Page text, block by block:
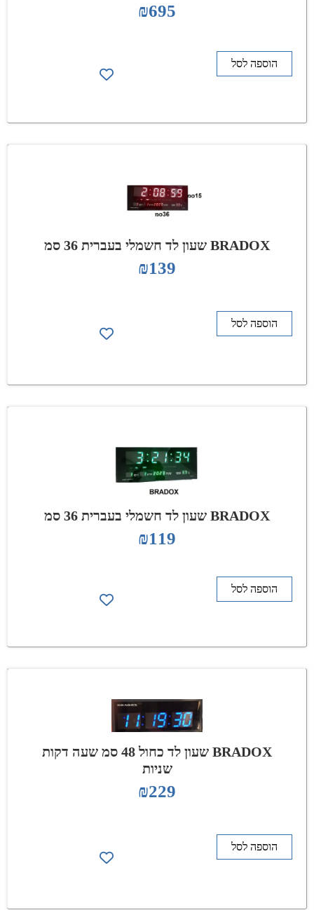
₪695
הוספה לסל
BRADOX שעון לד חשמלי בעברית 36 סמ
₪139
הוספה לסל
BRADOX שעון לד חשמלי בעברית 36 סמ
₪119
הוספה לסל
BRADOX שעון לד כחול 48 סמ שעה דקות
שניות
₪229
הוספה לסל